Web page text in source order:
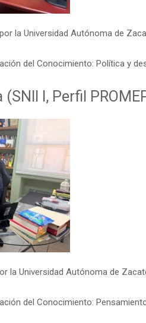
la Universidad Autónoma de
del Conocimiento: Política y
I, Perfil
la Universidad Autónoma de
del Conocimiento: